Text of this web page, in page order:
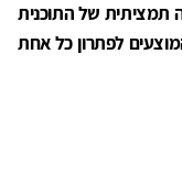
תמציתית של התוכנית
לפתרון כל אחת